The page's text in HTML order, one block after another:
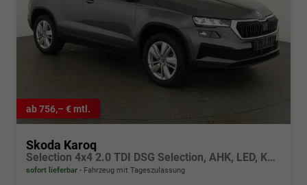
ab 756,– € mtl.
Skoda Karoq
Selection 4x4 2.0 TDI DSG Selection, AHK, LED, Kamera, Winter, el. Klappe, 4 J.-Garantie
sofort lieferbar Fahrzeug mit Tageszulassung